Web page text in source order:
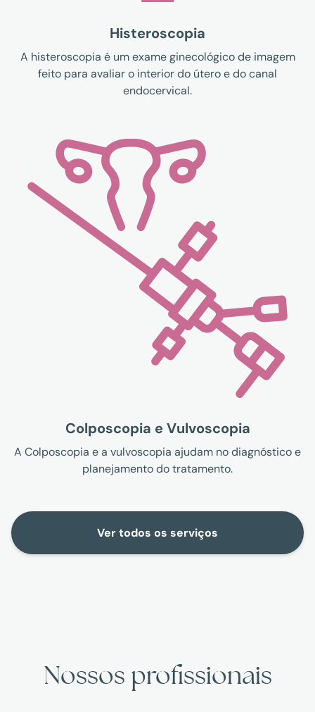
Histeroscopia
A histeroscopia é um exame ginecológico de imagem
feito para avaliar o interior do útero e do canal
endocervical.
Colposcopia e Vulvoscopia
A Colposcopia e a vulvoscopia ajudam no diagnóstico e
planejamento do tratamento.
Ver todos os serviços
Nossos profissionais